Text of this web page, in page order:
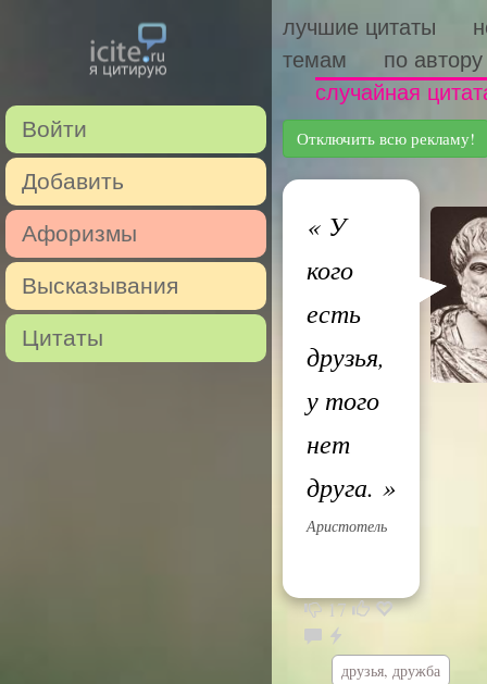
Войти
Добавить
Афоризмы
Высказывания
Цитаты
лучшие цитаты
темам
по автору
случайная
Отключить всю рекламу!
«У
кого
есть
друзья,
у того
нет
друга. »
Аристотель
17
друзья, дружба